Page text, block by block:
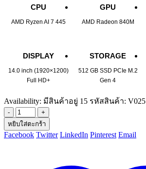
CPU
AMD Ryzen AI 7 445
GPU
AMD Radeon 840M
DISPLAY
14.0 inch (1920×1200)
Full HD+
STORAGE
512 GB SSD PCIe M.2
Gen 4
Availability: มีสินค้าอยู่ 15 รหัสสินค้า: V025
-
+
หยิบใส่ตะกร้า
Facebook Twitter LinkedIn Pinterest Email